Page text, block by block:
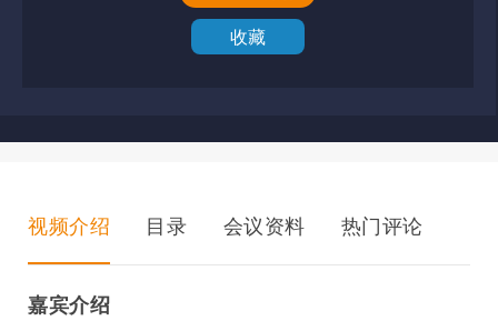
收藏
视频介绍 目录 会议资料 热门评论
嘉宾介绍